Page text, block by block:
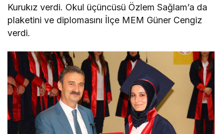
Kurukız verdi. Okul üçüncüsü Özlem Sağlam’a da
plaketini ve diplomasını İlçe MEM Güner Cengiz
verdi.